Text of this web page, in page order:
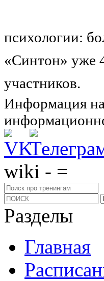
психологии:
«Синтон» уже
участников.
Информация на
wiki - =
Разделы
Главная